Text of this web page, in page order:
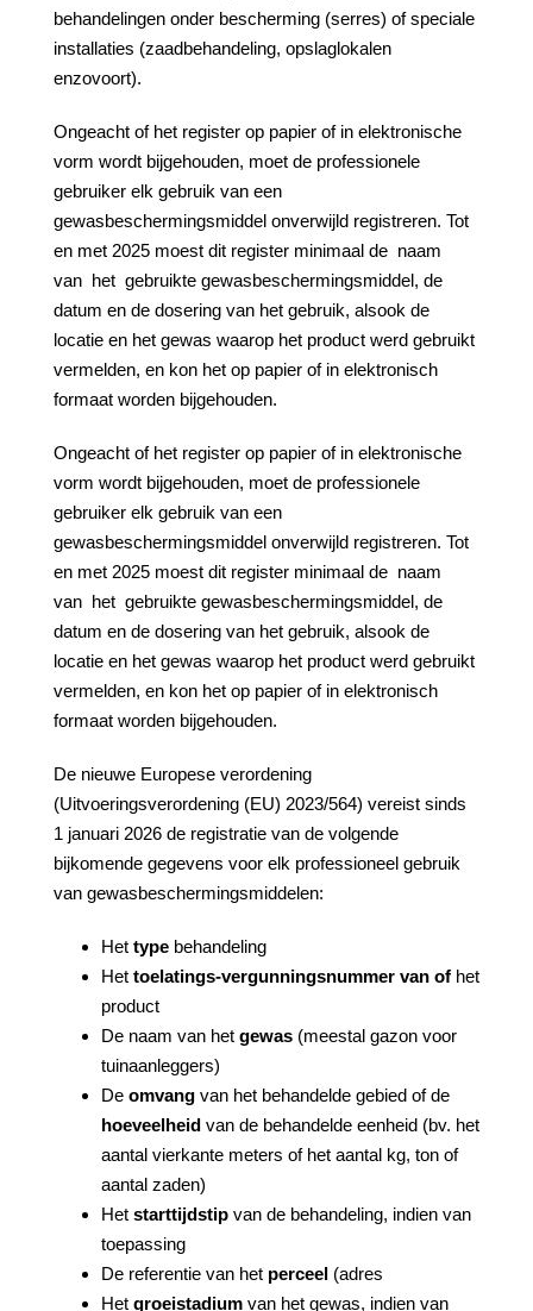
behandelingen onder bescherming (serres) of speciale
installaties (zaadbehandeling, opslaglokalen
enzovoort).
Ongeacht of het register op papier of in elektronische
vorm wordt bijgehouden, moet de professionele
gebruiker elk gebruik van een
gewasbeschermingsmiddel onverwijld registreren. Tot
en met 2025 moest dit register minimaal de naam
van het gebruikte gewasbeschermingsmiddel, de
datum en de dosering van het gebruik, alsook de
locatie en het gewas waarop het product werd gebruikt
vermelden, en kon het op papier of in elektronisch
formaat worden bijgehouden.
Ongeacht of het register op papier of in elektronische
vorm wordt bijgehouden, moet de professionele
gebruiker elk gebruik van een
gewasbeschermingsmiddel onverwijld registreren. Tot
en met 2025 moest dit register minimaal de naam
van het gebruikte gewasbeschermingsmiddel, de
datum en de dosering van het gebruik, alsook de
locatie en het gewas waarop het product werd gebruikt
vermelden, en kon het op papier of in elektronisch
formaat worden bijgehouden.
De nieuwe Europese verordening
(Uitvoeringsverordening (EU) 2023/564) vereist sinds
1 januari 2026 de registratie van de volgende
bijkomende gegevens voor elk professioneel gebruik
van gewasbeschermingsmiddelen:
Het type behandeling
Het toelatings-vergunningsnummer van of het
product
De naam van het gewas (meestal gazon voor
tuinaanleggers)
De omvang van het behandelde gebied of de
hoeveelheid van de behandelde eenheid (bv. het
aantal vierkante meters of het aantal kg, ton of
aantal zaden)
Het starttijdstip van de behandeling, indien van
toepassing
De referentie van het perceel (adres
Het groeistadium van het gewas, indien van